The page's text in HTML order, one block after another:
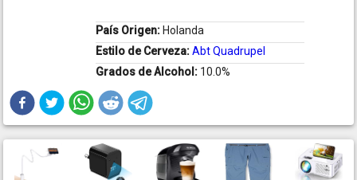
País Origen: Holanda
Estilo de Cerveza:Abt Quadrupel
Grados de Alcohol: 10.0%